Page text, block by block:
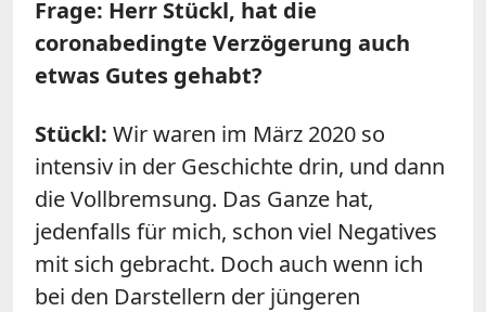
Frage: Herr Stückl, hat die
coronabedingte Verzögerung auch
etwas Gutes gehabt?
Stückl: Wir waren im März 2020 so
intensiv in der Geschichte drin, und dann
die Vollbremsung. Das Ganze hat,
jedenfalls für mich, schon viel Negatives
mit sich gebracht. Doch auch wenn ich
bei den Darstellern der jüngeren